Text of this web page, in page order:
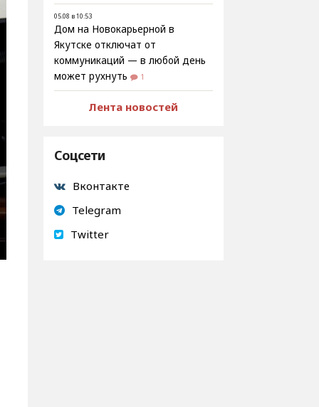
05.08 в 10:53
Дом на Новокарьерной в
Якутске отключат от
коммуникаций — в любой день
может рухнуть
1
Лента новостей
Соцсети
Вконтакте
Telegram
Twitter